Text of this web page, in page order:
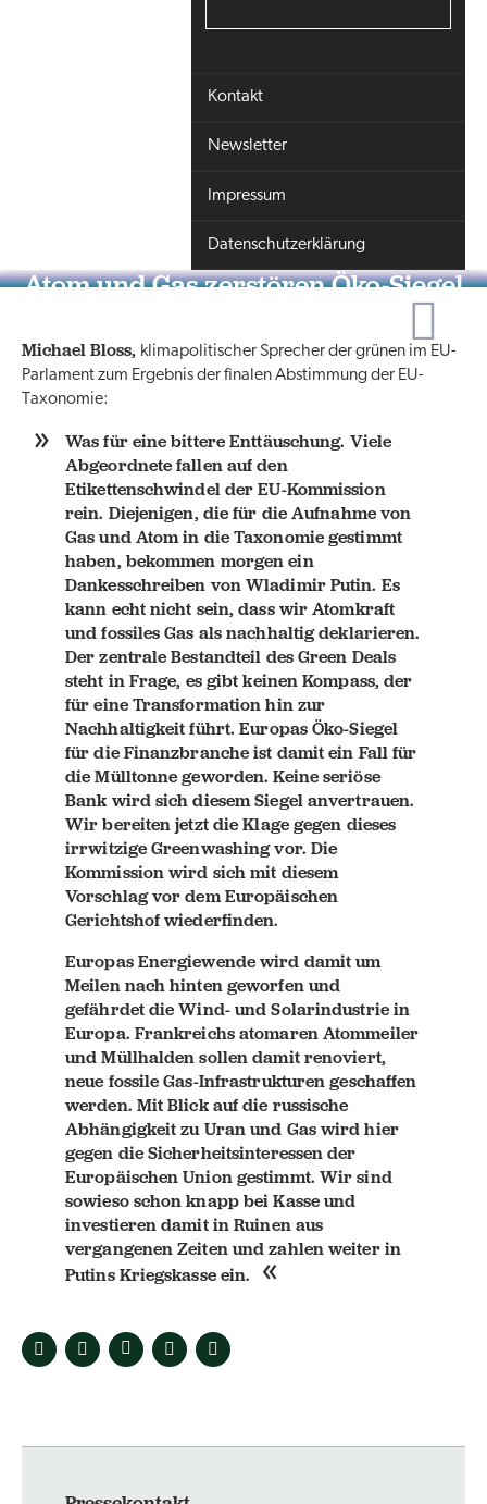
Kontakt
Newsletter
Impressum
Datenschutzerklärung
Atom und Gas zerstören Öko-Siegel
Michael Bloss, klimapolitischer Sprecher der grünen im EU-
Parlament zum Ergebnis der finalen Abstimmung der EU-
Taxonomie:
Was für eine bittere Enttäuschung. Viele
Abgeordnete fallen auf den
Etikettenschwindel der EU-Kommission
rein. Diejenigen, die für die Aufnahme von
Gas und Atom in die Taxonomie gestimmt
haben, bekommen morgen ein
Dankesschreiben von Wladimir Putin. Es
kann echt nicht sein, dass wir Atomkraft
und fossiles Gas als nachhaltig deklarieren.
Der zentrale Bestandteil des Green Deals
steht in Frage, es gibt keinen Kompass, der
für eine Transformation hin zur
Nachhaltigkeit führt. Europas Öko-Siegel
für die Finanzbranche ist damit ein Fall für
die Mülltonne geworden. Keine seriöse
Bank wird sich diesem Siegel anvertrauen.
Wir bereiten jetzt die Klage gegen dieses
irrwitzige Greenwashing vor. Die
Kommission wird sich mit diesem
Vorschlag vor dem Europäischen
Gerichtshof wiederfinden.
Europas Energiewende wird damit um
Meilen nach hinten geworfen und
gefährdet die Wind- und Solarindustrie in
Europa. Frankreichs atomaren Atommeiler
und Müllhalden sollen damit renoviert,
neue fossile Gas-Infrastrukturen geschaffen
werden. Mit Blick auf die russische
Abhängigkeit zu Uran und Gas wird hier
gegen die Sicherheitsinteressen der
Europäischen Union gestimmt. Wir sind
sowieso schon knapp bei Kasse und
investieren damit in Ruinen aus
vergangenen Zeiten und zahlen weiter in
Putins Kriegskasse ein.